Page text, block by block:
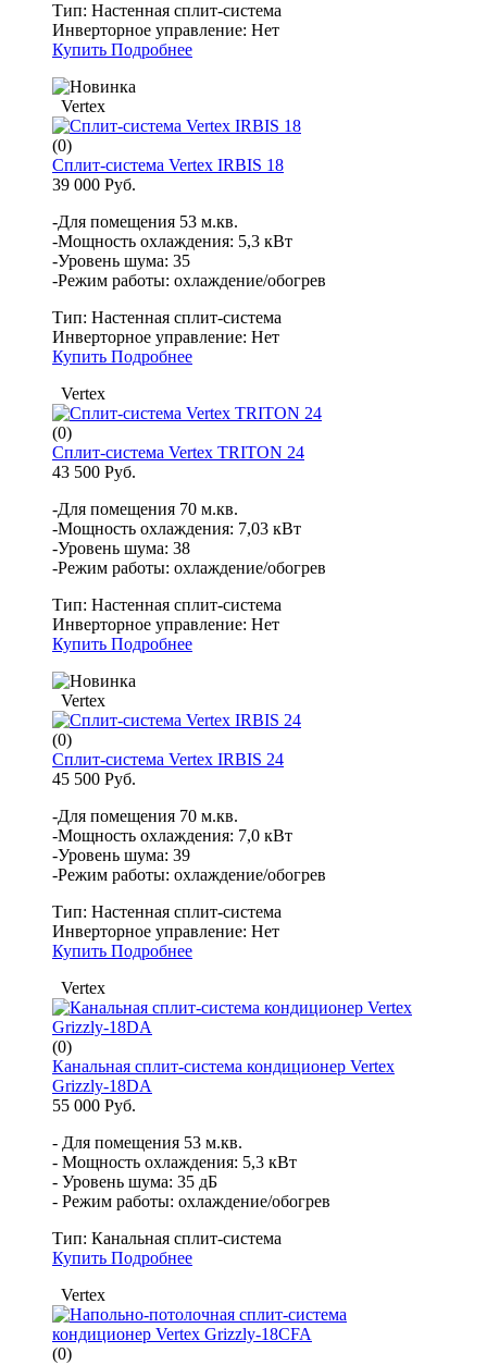
Тип: Настенная сплит-система
Инверторное управление: Нет
Купить Подробнее
Vertex
(0)
Сплит-система Vertex IRBIS 18
39 000 Руб.
-Для помещения 53 м.кв.
-Мощность охлаждения: 5,3 кВт
-Уровень шума: 35
-Режим работы: охлаждение/обогрев
Тип: Настенная сплит-система
Инверторное управление: Нет
Купить Подробнее
Vertex
(0)
Сплит-система Vertex TRITON 24
43 500 Руб.
-Для помещения 70 м.кв.
-Мощность охлаждения: 7,03 кВт
-Уровень шума: 38
-Режим работы: охлаждение/обогрев
Тип: Настенная сплит-система
Инверторное управление: Нет
Купить Подробнее
Vertex
(0)
Сплит-система Vertex IRBIS 24
45 500 Руб.
-Для помещения 70 м.кв.
-Мощность охлаждения: 7,0 кВт
-Уровень шума: 39
-Режим работы: охлаждение/обогрев
Тип: Настенная сплит-система
Инверторное управление: Нет
Купить Подробнее
Vertex
(0)
Канальная сплит-система кондиционер Vertex
Grizzly-18DA
55 000 Руб.
- Для помещения 53 м.кв.
- Мощность охлаждения: 5,3 кВт
- Уровень шума: 35 дБ
- Режим работы: охлаждение/обогрев
Тип: Канальная сплит-система
Купить Подробнее
Vertex
(0)